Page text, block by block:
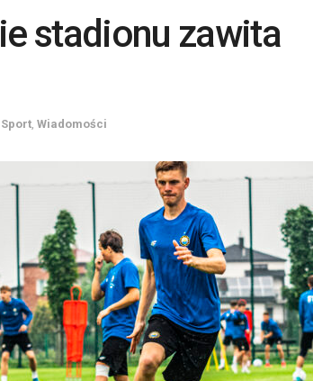
stadionu zawita
Sport Wiadomości